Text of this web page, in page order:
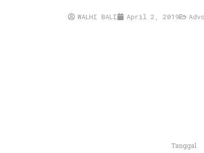
WALHI BALI April 2, 2019
Tanggal